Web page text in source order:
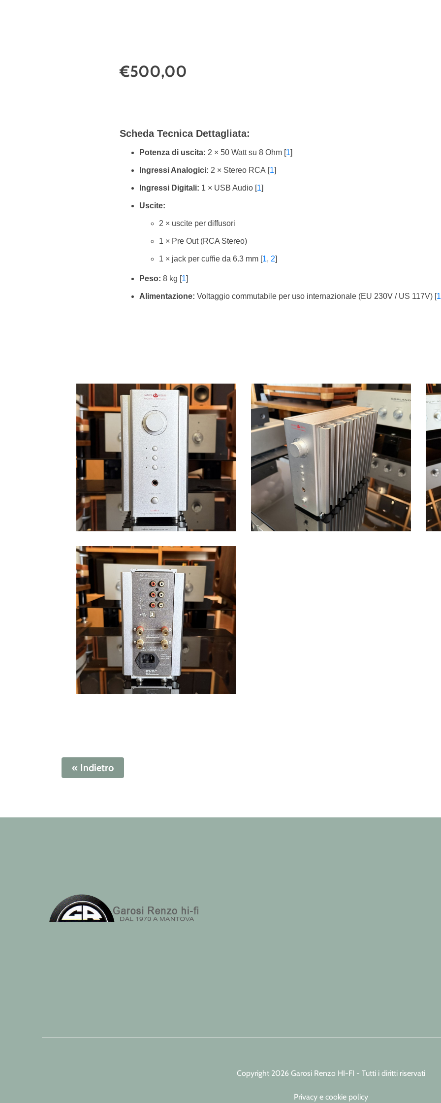
€500,00
Scheda Tecnica Dettagliata:
Potenza di uscita: 2 × 50 Watt su 8 Ohm [1]
Ingressi Analogici: 2 × Stereo RCA [1]
Ingressi Digitali: 1 × USB Audio [1]
Uscite:
2 × uscite per diffusori
1 × Pre Out (RCA Stereo)
1 × jack per cuffie da 6.3 mm [1, 2]
Peso: 8 kg [1]
Alimentazione: Voltaggio commutabile per uso internazionale (EU 230V / US 117V) [1
« Indietro
Copyright 2026 Garosi Renzo HI-FI - Tutti i diritti riservati
Privacy e cookie policy